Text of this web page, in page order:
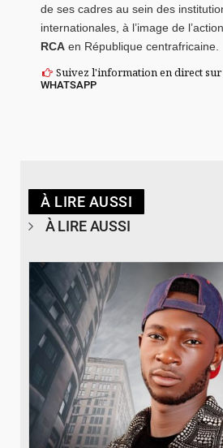
de ses cadres au sein des
internationales, à l’image de
RCA en République centrafricaine.
Suivez l'information en direct sur
WHATSAPP
À LIRE AUSSI
À LIRE AUSSI